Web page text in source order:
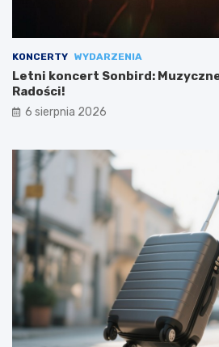
KONCERTY WYDARZENIA
Letni koncert Sonbird:
Radości!
6 sierpnia 2026